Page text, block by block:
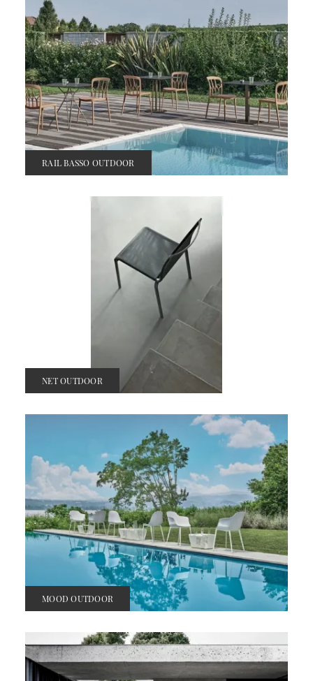
RAIL BASSO OUTDOOR
NET OUTDOOR
MOOD OUTDOOR